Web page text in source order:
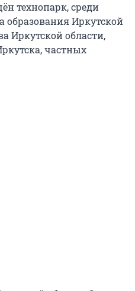
технопарк, среди
образования Иркутской
Иркутской области,
частных